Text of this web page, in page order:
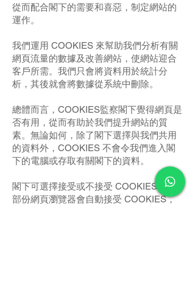
從而配合閣下的需要和喜惡，制定網站的
運作。
我們運用 COOKIES 來幫助我們分析有關
網頁流量的數據及改善網站，使網站迎合
客戶所需。我們只會將資料用於統計分
析，其後就會將數據從系統中刪除。
總體而言，COOKIES監察閣下覺得網頁是
否有用，從而有助於我們提升網站的質
素。無論如何，除了閣下選擇與我們共用
的資料外，COOKIES 不會令我們進入閣
下的電腦或存取有關閣下的資料。
閣下可選擇接受或不接受 COOKIES。大
部份網頁瀏覽器會自動接受 COOKIES，